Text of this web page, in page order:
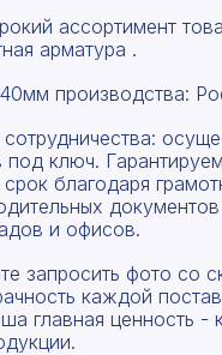
ассортимент
арматура .
производства:
ключ.
благодаря
и офисов.
запросить фото со
каждой
главная ценность -